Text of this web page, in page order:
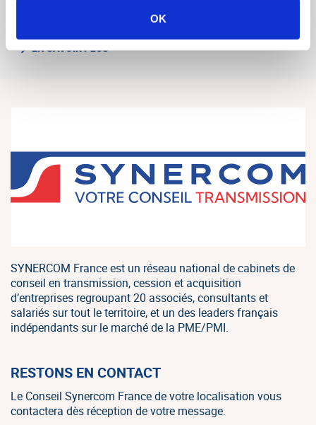
OK
société INFRACONCEPT.
EN SAVOIR PLUS
SYNERCOM France est un réseau national de cabinets de
conseil en transmission, cession et acquisition
d’entreprises regroupant 20 associés, consultants et
salariés sur tout le territoire, et un des leaders français
indépendants sur le marché de la PME/PMI.
RESTONS EN CONTACT
Le Conseil Synercom France de votre localisation vous
contactera dès réception de votre message.